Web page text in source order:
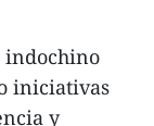
indochino
iniciativas
y